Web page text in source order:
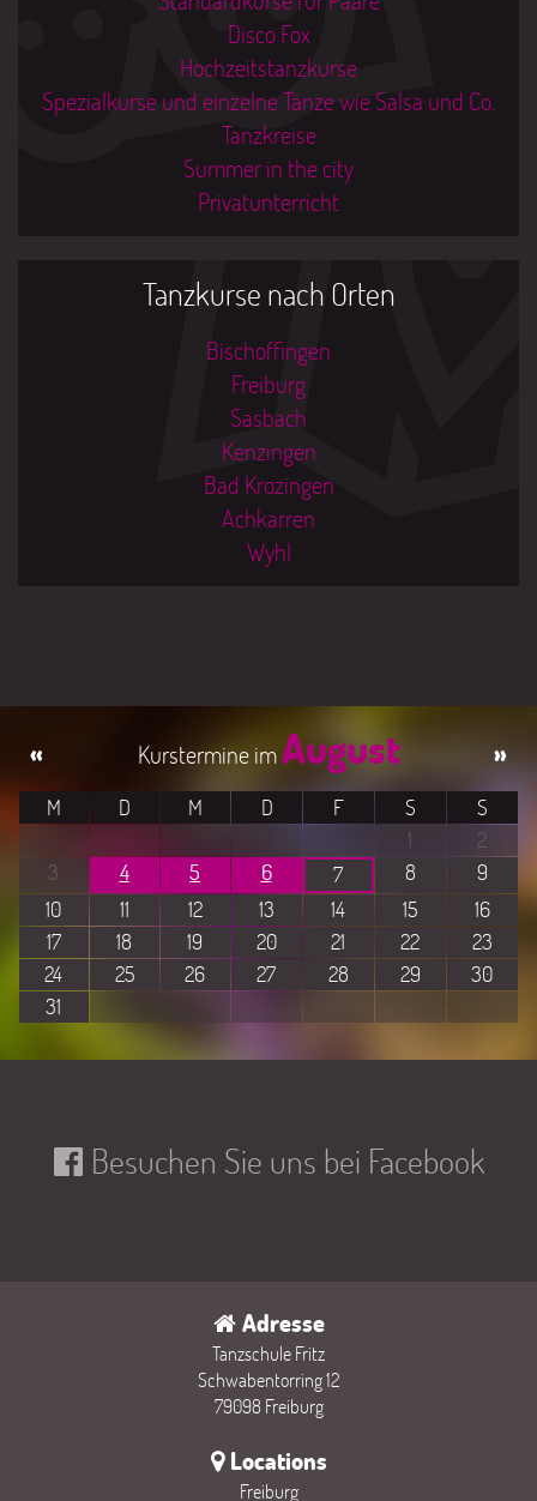
Disco Fox
Hochzeitstanzkurse
Spezialkurse und einzelne Tänze wie Salsa und Co.
Tanzkreise
Summer in the city
Privatunterricht
Tanzkurse nach Orten
Bischoffingen
Freiburg
Sasbach
Kenzingen
Bad Krozingen
Achkarren
Wyhl
August
« »
M D M D F S
S
1
2
3
4 5 6 7 8
9
10
11 12 13 14 15
16
17
18 19 20 21 22
23
24
25 26 27 28 29
30
31
Besuchen Sie uns bei Facebook
Adresse
Tanzschule Fritz
Schwabentorring 12
79098 Freiburg
Locations
Freiburg